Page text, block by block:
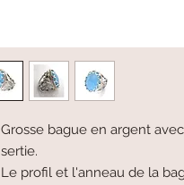
Grosse bague en argent
sertie.
Le profil et l'anneau de la